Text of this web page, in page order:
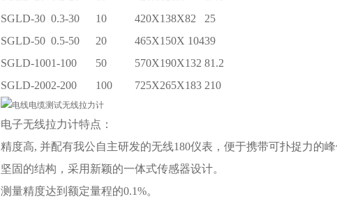
SGLD-30 0.3-30 10 420X138X82
25
SGLD-50 0.5-50 20 465X150X 10439
SGLD-1001-100 50 570X190X132 81.2
SGLD-2002-200 100 725X265X183 210
电子无线拉力计特点：
精度高, 并配有我公自主研发的无线180仪表，便于携带可扑捉力的峰
坚固的结构，采用新颖的一体式传感器设计。
测量精度达到额定量程的0.1%。